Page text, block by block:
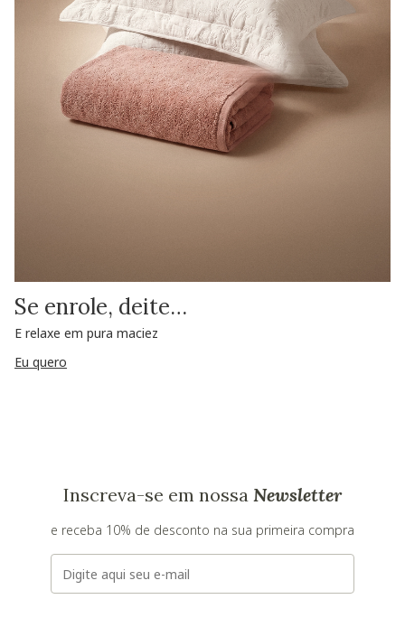
Se enrole, deite…
E relaxe em pura maciez
Eu quero
Inscreva-se em nossa Newsletter
e receba 10% de desconto na sua primeira compra
E-mail